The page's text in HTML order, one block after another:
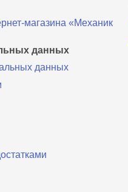
магазина «Механик
данных
данных